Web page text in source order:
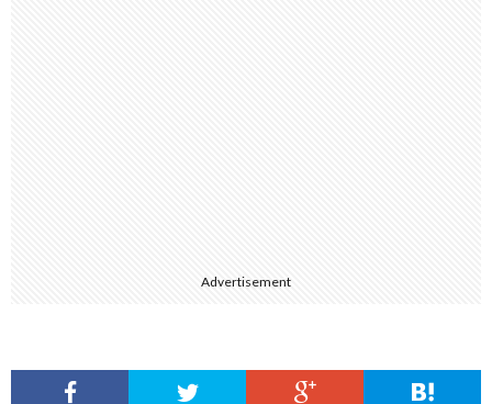
Advertisement